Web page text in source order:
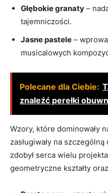
Głębokie granaty –
tajemniczości.
Jasne pastele –
musicalowych
Polecane dla Ciebie:
znaleźć perełki
Wzory, które dominowały
zasługiwały na
zdobył serca wielu
geometryczne kształty